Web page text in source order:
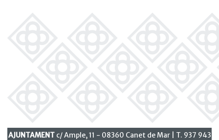
AJUNTAMENTc/ Ample, 11 - 08360 Canet de Mar | T. 937 943